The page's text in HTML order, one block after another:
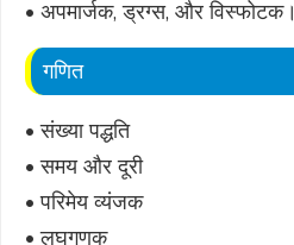
• अपमार्जक, ड्रग्स, और विस्फोटक।
गणित
• संख्या पद्धति
• समय और दूरी
• परिमेय व्यंजक
• लघुगणक